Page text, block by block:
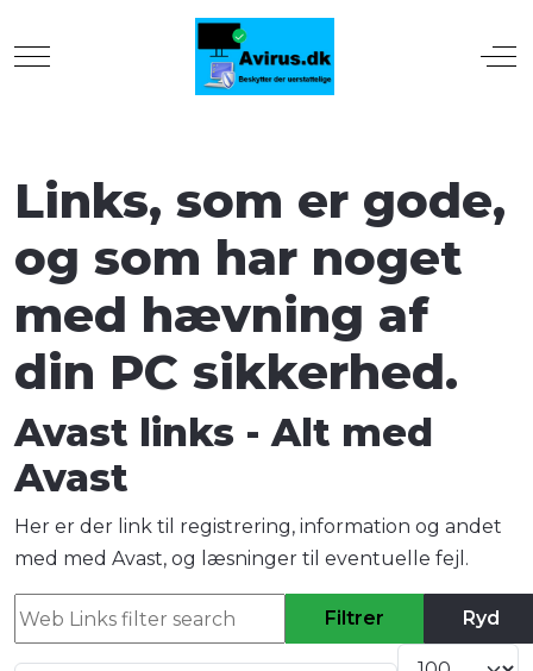
Mobile Menu Toggle
Links, som er gode,
og som har noget
med hævning af
din PC sikkerhed.
Avast links - Alt med
Avast
Her er der link til registrering, information og andet
med med Avast, og læsninger til eventuelle fejl.
Web Links filter search Filtrer
Ryd
Vis #